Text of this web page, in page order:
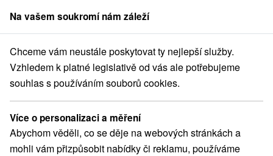
člen skupinySorger
2=3 a 3=4! Rezervujte si pobyt na 2 nebo 3 noci a my vám
2=3 a 3=4! Rezervujte si pobyt na 2
nebo 3 noci a my vám přidáme 1
NOC NAVÍC ZDARMA
Hotel Hviezda ★★ ★ Dudince Dudince
Na vašem soukromí nám záleží
Chceme vám neustále poskytovat ty nejlepší služby.
Vzhledem k platné legislativě od vás ale potřebujeme
souhlas s používáním souborů cookies.
Více o personalizaci a měření
Abychom věděli, co se děje na webových stránkách a
mohli vám přizpůsobit nabídky či reklamu, používáme